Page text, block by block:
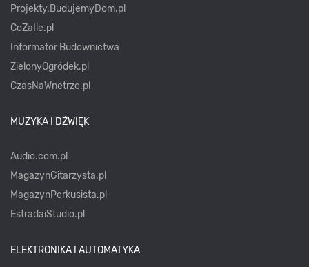
Projekty.BudujemyDom.pl
CoZaIle.pl
Informator Budownictwa
ZielonyOgródek.pl
CzasNaWnetrze.pl
MUZYKA I DŹWIĘK
Audio.com.pl
MagazynGitarzysta.pl
MagazynPerkusista.pl
EstradaiStudio.pl
ELEKTRONIKA I AUTOMATYKA